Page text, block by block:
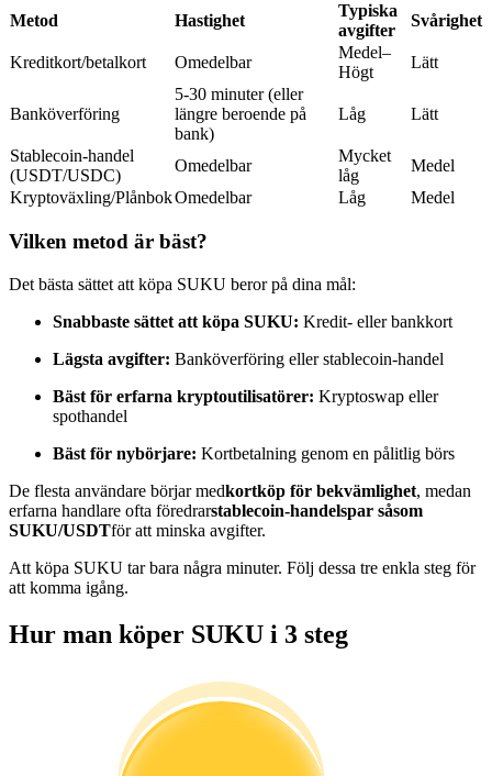
Bli en Copy Trader
Njut av vinstdelning och kopieringshandelsprovisioner
Metod Hastighet
Typiska
avgifter
Svårighet
Kreditkort/betalkort Omedelbar
Medel–
Högt
Lätt
Banköverföring
5-30 minuter (eller
längre beroende på
bank)
Låg Lätt
Stablecoin-handel
(USDT/USDC)
Omedelbar
Mycket
låg
Medel
Kryptoväxling/PlånbokOmedelbar Låg Medel
Vilken metod är bäst?
Det bästa sättet att köpa SUKU beror på dina mål:
Snabbaste sättet att köpa SUKU: Kredit- eller bankkort
Lägsta avgifter: Banköverföring eller stablecoin-handel
Bäst för erfarna kryptoutilisatörer: Kryptoswap eller
spothandel
Bäst för nybörjare: Kortbetalning genom en pålitlig börs
De flesta användare börjar medkortköp för bekvämlighet, medan
erfarna handlare ofta föredrarstablecoin-handelspar såsom
SUKU/USDTför att minska avgifter.
Att köpa SUKU tar bara några minuter. Följ dessa tre enkla steg för
att komma igång.
Hur man köper SUKU i 3 steg